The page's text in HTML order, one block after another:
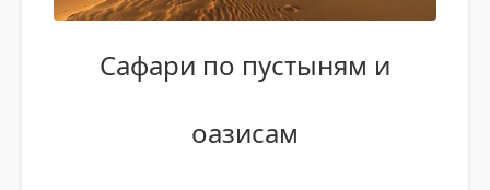
Сафари по пустыням и
оазисам